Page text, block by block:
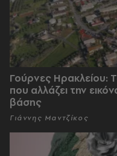
Γούρνες Ηρακλείου:
που αλλάζει την
βάσης
Γιάννης Μαντζίκος